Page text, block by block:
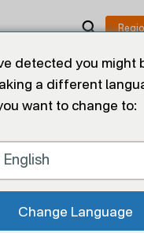
> 蛋鸡笼
detected you might
a different
want to change to:
English
Change Language